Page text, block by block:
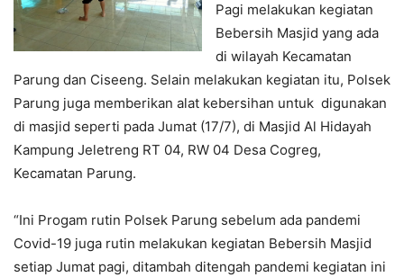
Pagi melakukan kegiatan
Bebersih Masjid yang ada
di wilayah Kecamatan
Parung dan Ciseeng. Selain melakukan kegiatan itu, Polsek
Parung juga memberikan alat kebersihan untuk digunakan
di masjid seperti pada Jumat (17/7), di Masjid Al Hidayah
Kampung Jeletreng RT 04, RW 04 Desa Cogreg,
Kecamatan Parung.
“Ini Progam rutin Polsek Parung sebelum ada pandemi
Covid-19 juga rutin melakukan kegiatan Bebersih Masjid
setiap Jumat pagi, ditambah ditengah pandemi kegiatan ini